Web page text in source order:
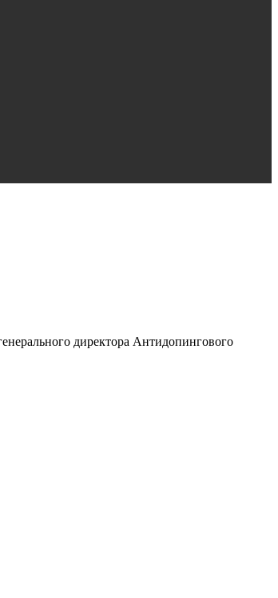
директора Антидопингового